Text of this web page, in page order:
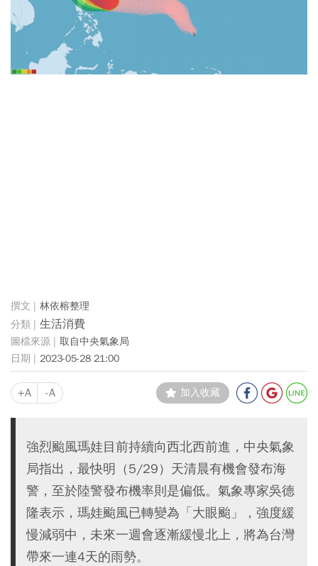
林依榕整理
生活消費
取自中央氣象局
2023-05-28 21:00
+A -A 加入收藏
強烈颱風瑪娃目前持續向西北西前進，中央氣象
局指出，最快明（5/29）天清晨有機會發布海
警，至於陸警發布機率則是偏低。氣象專家吳德
隆表示，瑪娃颱風已轉變為「大眼颱」，強度緩
慢減弱中，未來一週會逐漸緩慢北上，將為台灣
帶來一連4天的雨勢。